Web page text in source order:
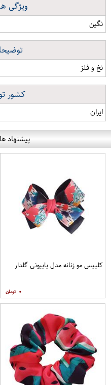
ویژگی
نگین
نخ و فلز
کشور
ایران
پیشنهاد
کلیپس مو زنانه مدل پاپیونی گلدار
۰